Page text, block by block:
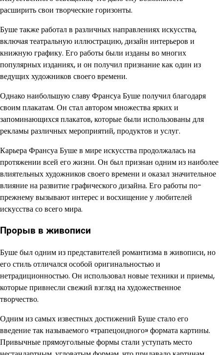
расширить свои творческие горизонты.
Буше также работал в различных направлениях искусства,
включая театральную иллюстрацию, дизайн интерьеров и
книжную графику. Его работы были изданы во многих
популярных изданиях, и он получил признание как один из
ведущих художников своего времени.
Однако наибольшую славу Франсуа Буше получил благодаря
своим плакатам. Он стал автором множества ярких и
запоминающихся плакатов, которые были использованы для
рекламы различных мероприятий, продуктов и услуг.
Карьера Франсуа Буше в мире искусства продолжалась на
протяжении всей его жизни. Он был признан одним из наиболее
влиятельных художников своего времени и оказал значительное
влияние на развитие графического дизайна. Его работы по-
прежнему вызывают интерес и восхищение у любителей
искусства со всего мира.
Прорыв в живописи
Буше был одним из представителей романтизма в живописи, но
его стиль отличался особой оригинальностью и
нетрадиционностью. Он использовал новые техники и приемы,
которые привнесли свежий взгляд на художественное
творчество.
Одним из самых известных достижений Буше стало его
введение так называемого «трапецоидного» формата картины.
Привычные прямоугольные формы стали уступать место